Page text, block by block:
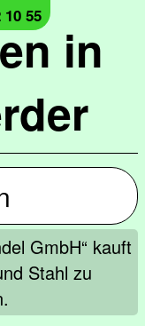
in
55
GmbH“ kauft
Stahl zu